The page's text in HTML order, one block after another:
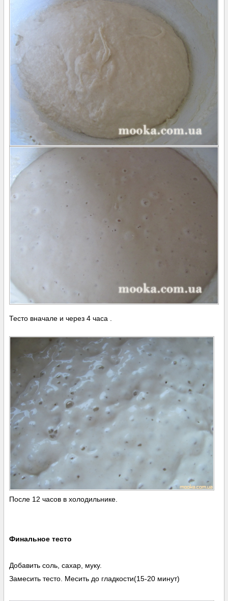
Тесто вначале и через 4 часа .
После 12 часов в холодильнике.
Финальное тесто
Добавить соль, сахар, муку.
Замесить тесто. Месить до гладкости(15-20 минут)